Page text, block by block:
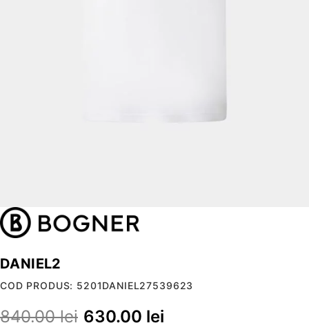
DANIEL2
COD PRODUS: 5201DANIEL27539623
840.00lei 630.00 lei